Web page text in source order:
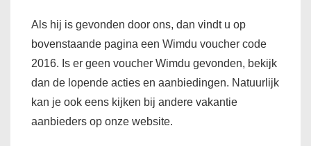
Als hij is gevonden door ons, dan vindt u op
bovenstaande pagina een Wimdu voucher code
2016. Is er geen voucher Wimdu gevonden, bekijk
dan de lopende acties en aanbiedingen. Natuurlijk
kan je ook eens kijken bij andere vakantie
aanbieders op onze website.